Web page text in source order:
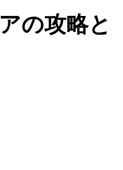
の攻略と